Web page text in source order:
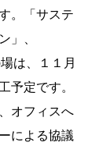
。「サステ
」、
は、１１月
予定です。
オフィスへ
による協議